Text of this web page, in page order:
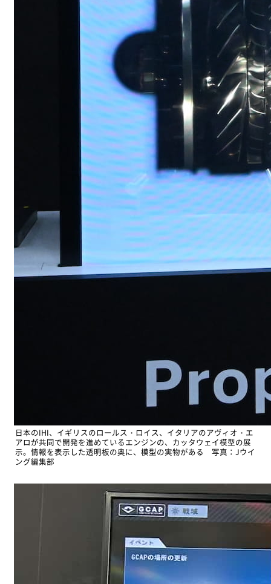
日本のIHI、イギリスのロールス・ロイス、イタリアのアヴィオ・エ
アロが共同で開発を進めているエンジンの、カッタウェイ模型の展
示。情報を表示した透明板の奥に、模型の実物がある 写真：Jウイ
ング編集部